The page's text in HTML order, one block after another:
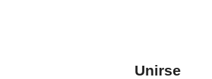
Unirse